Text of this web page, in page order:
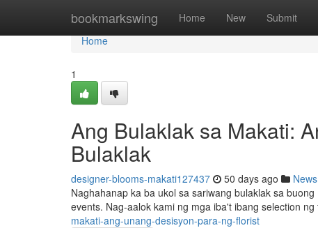
bookmarkswing Home New Submit
Home
Home
1
Ang Bulaklak sa Makati:
Bulaklak
designer-blooms-makati127437 50 days ago News
Naghahanap ka ba ukol sa sariwang bulaklak sa
events. Nag-aalok kami ng mga iba't ibang selection ng
makati-ang-unang-desisyon-para-ng-florist